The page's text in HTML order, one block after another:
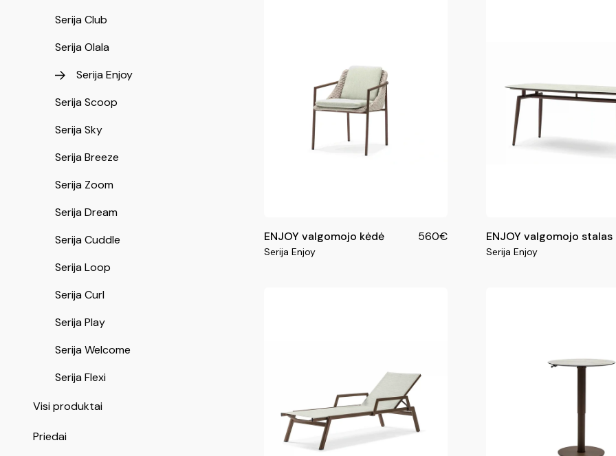
Serija Club
Serija Olala
Serija Enjoy
Serija Scoop
Serija Sky
Serija Breeze
Serija Zoom
Serija Dream
Serija Cuddle
Serija Loop
Serija Curl
Serija Play
Serija Welcome
Serija Flexi
Visi produktai
Priedai
ENJOY valgomojo kėdė 560€
Serija Enjoy
ENJOY valgomojo stalas
Serija Enjoy